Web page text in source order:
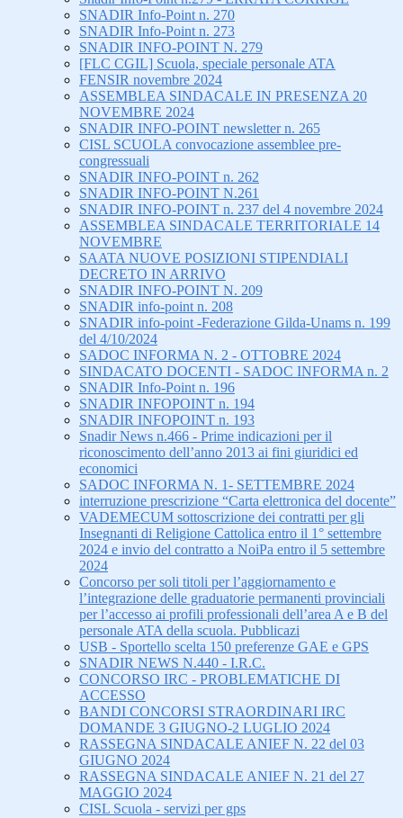
SNADIR Info-Point n. 270
SNADIR Info-Point n. 273
SNADIR INFO-POINT N. 279
[FLC CGIL] Scuola, speciale personale ATA
FENSIR novembre 2024
ASSEMBLEA SINDACALE IN PRESENZA 20
NOVEMBRE 2024
SNADIR INFO-POINT newsletter n. 265
CISL SCUOLA convocazione assemblee pre-
congressuali
SNADIR INFO-POINT n. 262
SNADIR INFO-POINT N.261
SNADIR INFO-POINT n. 237 del 4 novembre 2024
ASSEMBLEA SINDACALE TERRITORIALE 14
NOVEMBRE
SAATA NUOVE POSIZIONI STIPENDIALI
DECRETO IN ARRIVO
SNADIR INFO-POINT N. 209
SNADIR info-point n. 208
SNADIR info-point -Federazione Gilda-Unams n. 199
del 4/10/2024
SADOC INFORMA N. 2 - OTTOBRE 2024
SINDACATO DOCENTI - SADOC INFORMA n. 2
SNADIR Info-Point n. 196
SNADIR INFOPOINT n. 194
SNADIR INFOPOINT n. 193
Snadir News n.466 - Prime indicazioni per il
riconoscimento dell’anno 2013 ai fini giuridici ed
economici
SADOC INFORMA N. 1- SETTEMBRE 2024
interruzione prescrizione “Carta elettronica del docente”
VADEMECUM sottoscrizione dei contratti per gli
Insegnanti di Religione Cattolica entro il 1° settembre
2024 e invio del contratto a NoiPa entro il 5 settembre
2024
Concorso per soli titoli per l’aggiornamento e
l’integrazione delle graduatorie permanenti provinciali
per l’accesso ai profili professionali dell’area A e B del
personale ATA della scuola. Pubblicazi
USB - Sportello scelta 150 preferenze GAE e GPS
SNADIR NEWS N.440 - I.R.C.
CONCORSO IRC - PROBLEMATICHE DI
ACCESSO
BANDI CONCORSI STRAORDINARI IRC
DOMANDE 3 GIUGNO-2 LUGLIO 2024
RASSEGNA SINDACALE ANIEF N. 22 del 03
GIUGNO 2024
RASSEGNA SINDACALE ANIEF N. 21 del 27
MAGGIO 2024
CISL Scuola - servizi per gps